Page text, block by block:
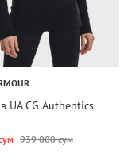
UA CG Authentics
939 000 сум